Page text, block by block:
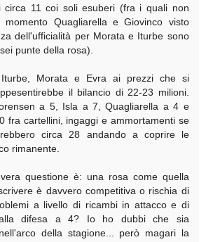
circa 11 coi soli esuberi (fra i quali non
momento Quagliarella e Giovinco visto
dell'ufficialità per Morata e Iturbe sono
punte della rosa).
Iturbe, Morata e Evra ai prezzi che si
il bilancio di 22-23 milioni.
a 5, Isla a 7, Quagliarella a 4 e
fra cartellini, ingaggi e ammortamenti se
circa 28 andando a coprire le
rimanente.
questione è: una rosa come quella
è davvero competitiva o rischia di
a livello di ricambi in attacco e di
alla difesa a 4? Io ho dubbi che sia
della stagione... però magari la